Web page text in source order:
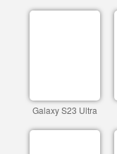
Galaxy S23 Ultra